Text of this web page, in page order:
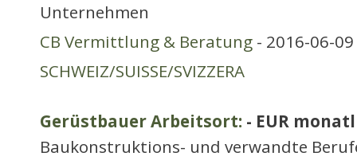
Unternehmen
CB Vermittlung & Beratung - 2016-06-
SCHWEIZ/SUISSE/SVIZZERA
Gerüstbauer Arbeitsort: - EUR
Baukonstruktions- und verwandte